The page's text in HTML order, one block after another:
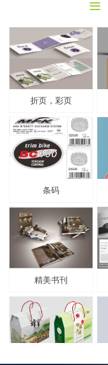
折页，彩页
条码
精美书刊
끀